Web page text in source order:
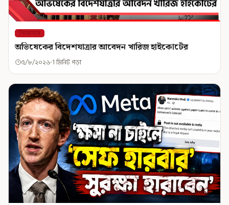
শিরোনাম
অভিষেকের বিদেশযাত্রার আবেদন খারিজ হাইকোর্টের
৫/৮/২০২৬ 1 মিনিট পড়া